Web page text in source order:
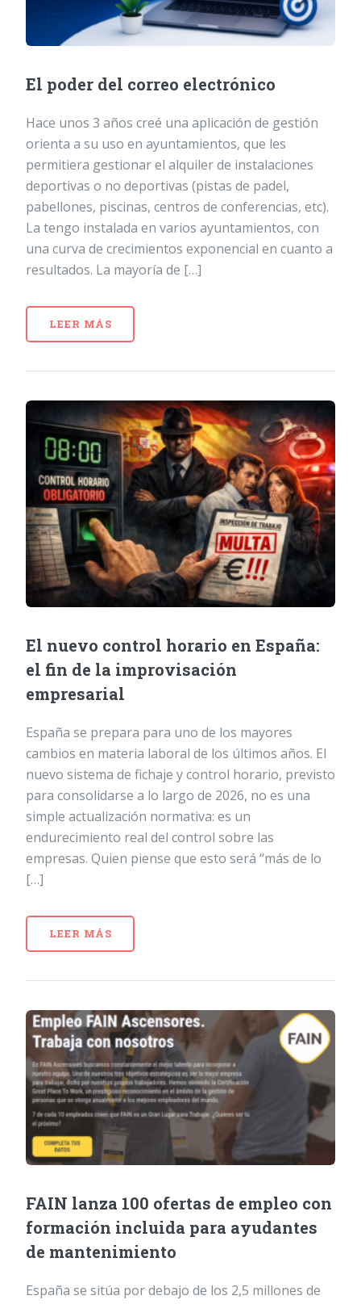
El poder del correo electrónico
Hace unos 3 años creé una aplicación de gestión
orienta a su uso en ayuntamientos, que les
permitiera gestionar el alquiler de instalaciones
deportivas o no deportivas (pistas de padel,
pabellones, piscinas, centros de conferencias, etc).
La tengo instalada en varios ayuntamientos, con
una curva de crecimientos exponencial en cuanto a
resultados. La mayoría de […]
LEER MÁS
El nuevo control horario en España:
el fin de la improvisación
empresarial
España se prepara para uno de los mayores
cambios en materia laboral de los últimos años. El
nuevo sistema de fichaje y control horario, previsto
para consolidarse a lo largo de 2026, no es una
simple actualización normativa: es un
endurecimiento real del control sobre las
empresas. Quien piense que esto será “más de lo
[…]
LEER MÁS
FAIN lanza 100 ofertas de empleo con
formación incluida para ayudantes
de mantenimiento
España se sitúa por debajo de los 2,5 millones de